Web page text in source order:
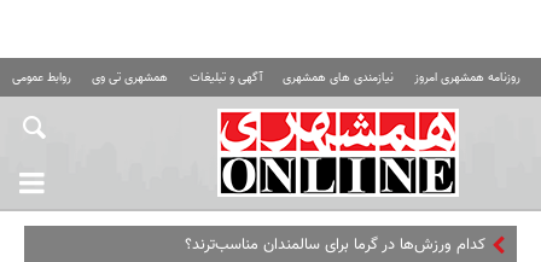
روزنامه همشهری امروز نیازمندی های همشهری آگهی و تبلیغات همشهری تی وی روابط عمومی
کدام ورزش‌ها در گرما برای سالمندان مناسب‌ترند؟